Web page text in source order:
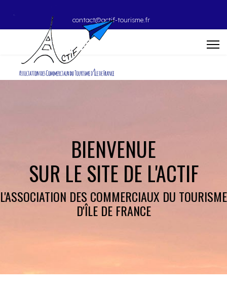
contact@actif-tourisme.fr
BIENVENUE
SUR LE SITE DE L'ACTIF
L'ASSOCIATION DES COMMERCIAUX DU TOURISME
D'ÎLE DE FRANCE